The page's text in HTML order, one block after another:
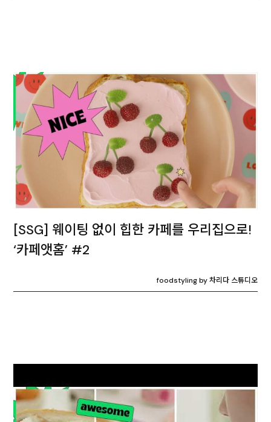
[SSG] 웨이팅 없이 힙한 카페를 우리집으로!
‘카페앳홈’ #2
foodstyling by 차리다 스튜디오